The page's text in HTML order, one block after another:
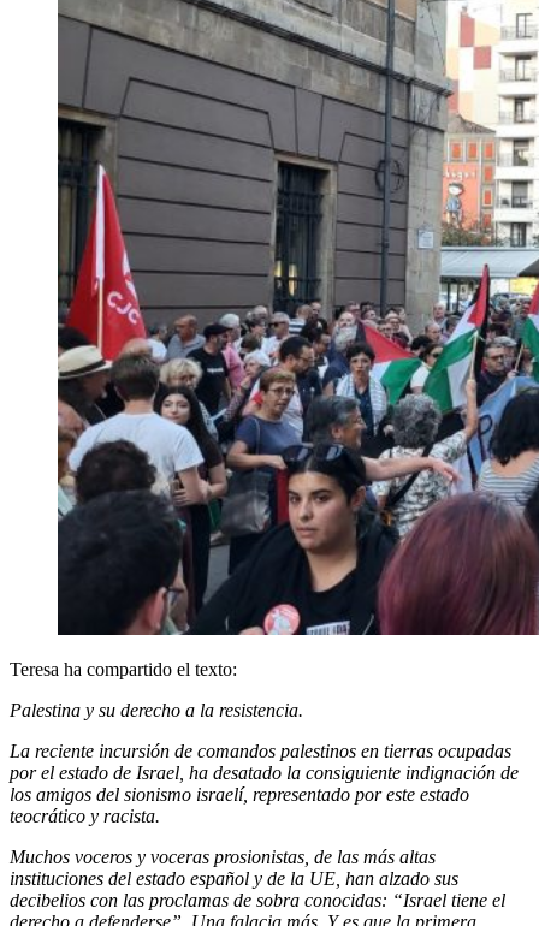
Teresa ha compartido el texto:
Palestina y su derecho a la resistencia.
La reciente incursión de comandos palestinos en tierras ocupadas
por el estado de Israel, ha desatado la consiguiente indignación de
los amigos del sionismo israelí, representado por este estado
teocrático y racista.
Muchos voceros y voceras prosionistas, de las más altas
instituciones del estado español y de la UE, han alzado sus
decibelios con las proclamas de sobra conocidas: “Israel tiene el
derecho a defenderse”. Una falacia más. Y es que la primera